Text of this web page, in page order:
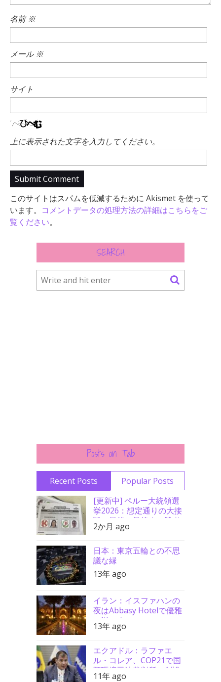
名前※
メール ※
サイト
上に表示された文字を入力してください。
このサイトはスパムを低減するために Akismet を使って
います。 コメントデータの処理方法の詳細はこちらをご
覧ください。
SEARCH
Posts on Tab
Recent Posts
Popular Posts
[更新中] ペルー大統領選
挙2026：想定通りの大接
戦、最後の最後まで勝者
分からず
2か月 ago
日本：東京五輪との不思
議な縁
13年 ago
イラン：イスファハンの
夜はAbbasy Hotelで優雅
に過ごす
13年 ago
エクアドル：ラファエ
ル・コレア、COP21で国
際環境司法裁判所の創設
11年 ago